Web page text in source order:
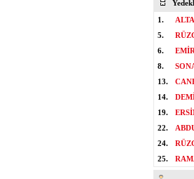
1.
5.
6.
8.
13.
14.
19.
22.
24.
25.